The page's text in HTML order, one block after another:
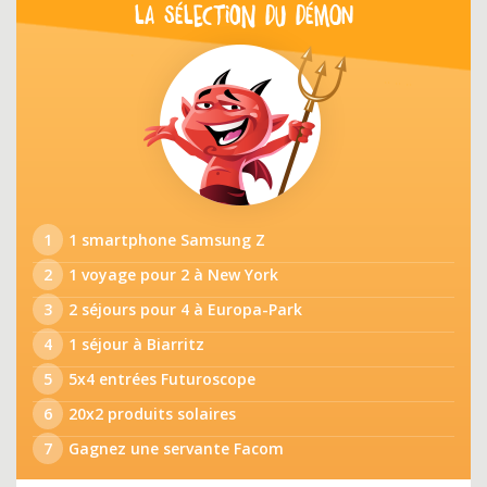
LA SÉLECTION DU DÉMON
1
1 smartphone Samsung Z
2
1 voyage pour 2 à New York
3
2 séjours pour 4 à Europa-Park
4
1 séjour à Biarritz
5
5x4 entrées Futuroscope
6
20x2 produits solaires
7
Gagnez une servante Facom